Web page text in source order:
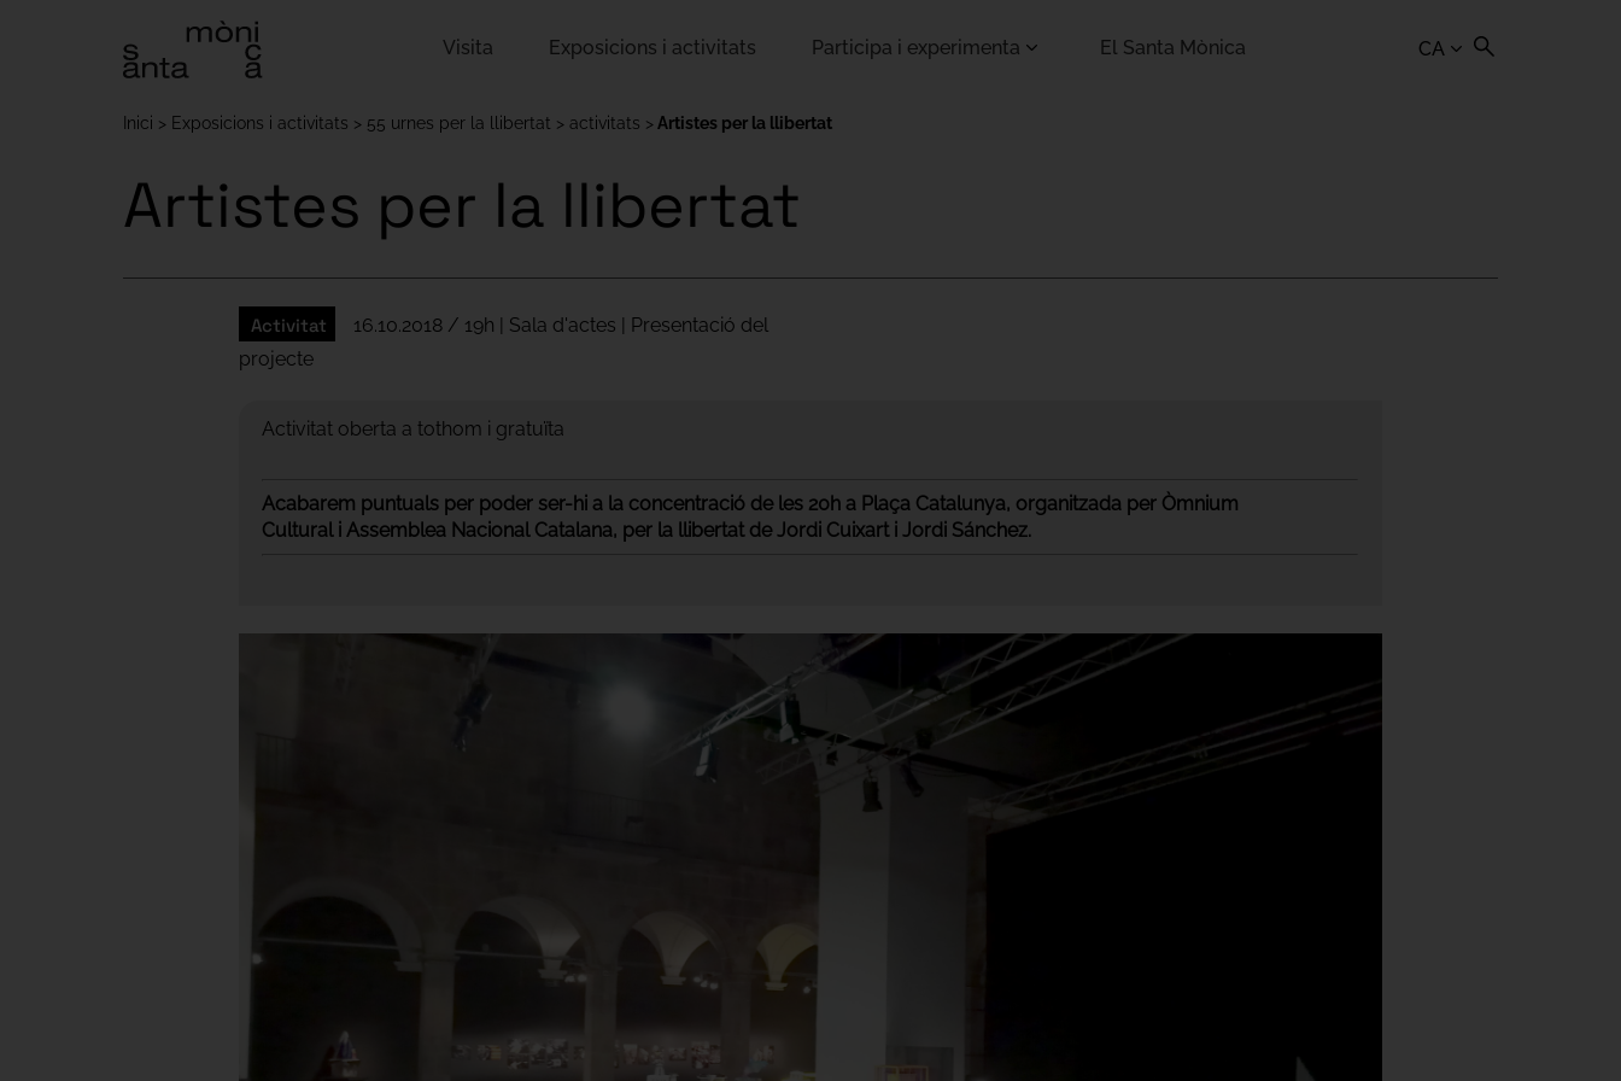
CA
Visita Exposicions i activitats Participa i experimenta El Santa Mònica
Inici Exposicions i activitats 55 urnes per la llibertat activitats Artistes per la llibertat
Artistes per la llibertat
Activitat
16.10.2018 / 19h | Sala d'actes | Presentació del
projecte
Activitat oberta a tothom i gratuïta
Acabarem puntuals per poder ser-hi a la concentració de les 20h a Plaça Catalunya, organitzada per Òmnium
Cultural i Assemblea Nacional Catalana, per la llibertat de Jordi Cuixart i Jordi Sánchez.